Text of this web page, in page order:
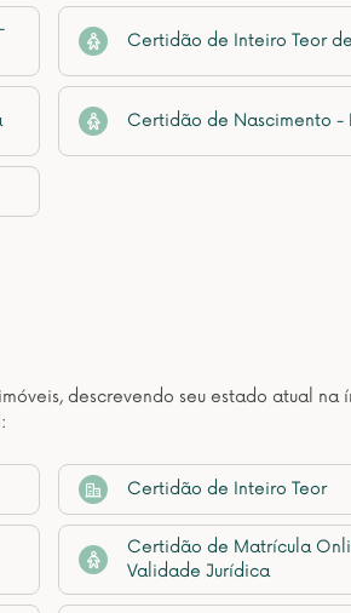
Certidão de Inteiro Teor
Certidão de Nascimento -
descrevendo seu estado atual na
Certidão de Inteiro Teor
Certidão de Matrícula
Validade Jurídica